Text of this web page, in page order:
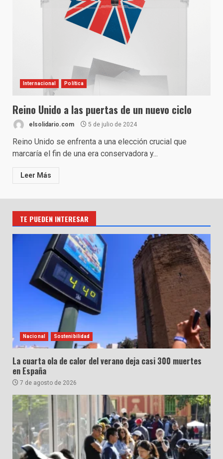
Internacional Política
Reino Unido a las puertas de un nuevo ciclo
elsolidario.com 5 de julio de 2024
Reino Unido se enfrenta a una elección crucial que
marcaría el fin de una era conservadora y...
Leer Más
TE PUEDEN INTERESAR
Nacional Sostenibilidad
La cuarta ola de calor del verano deja casi 300 muertes
en España
7 de agosto de 2026